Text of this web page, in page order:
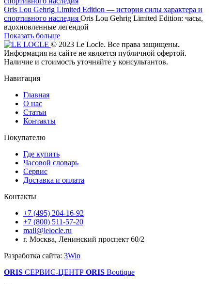
Oris Lou Gehrig Limited Edition — история силы характера и
спортивного наследия Oris Lou Gehrig Limited Edition: часы,
вдохновленные легендой
Показать больше
© 2023 Le Locle. Все права защищены.
Информация на сайте не является публичной офертой.
Наличие и стоимость уточняйте у консультантов.
Навигация
Главная
О нас
Статьи
Контакты
Покупателю
Где купить
Часовой словарь
Сервис
Доставка и оплата
Контакты
+7 (495) 204-16-92
+7 (800) 511-57-20
mail@lelocle.ru
г. Москва, Ленинский проспект 60/2
Разработка сайта: 3Win
ORIS СЕРВИС-ЦЕНТР ORIS Boutique